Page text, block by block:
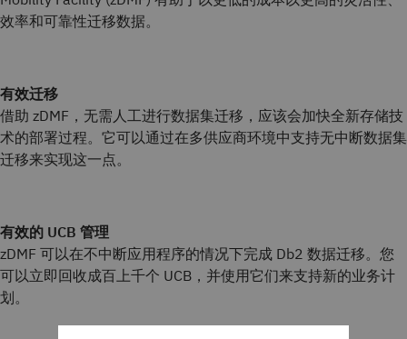
效率和可靠性迁移数据。
有效迁移
借助 zDMF，无需人工进行数据集迁移，应该会加快全新存储技
术的部署过程。它可以通过在多供应商环境中支持无中断数据集
迁移来实现这一点。
有效的 UCB 管理
zDMF 可以在不中断应用程序的情况下完成 Db2 数据迁移。您
可以立即回收成百上千个 UCB，并使用它们来支持新的业务计
划。